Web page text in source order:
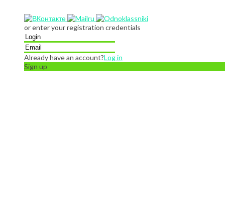
or enter your registration credentials
Already have an account?Log in
Sign up